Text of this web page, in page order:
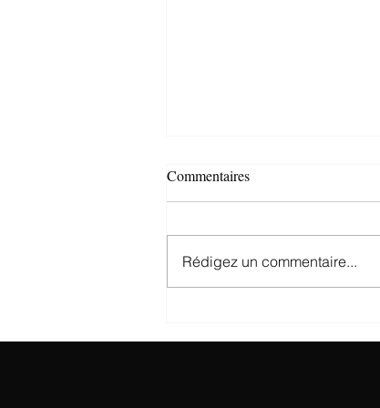
plus clairs, des matières plus
Commentaires
Rédigez un commentaire...